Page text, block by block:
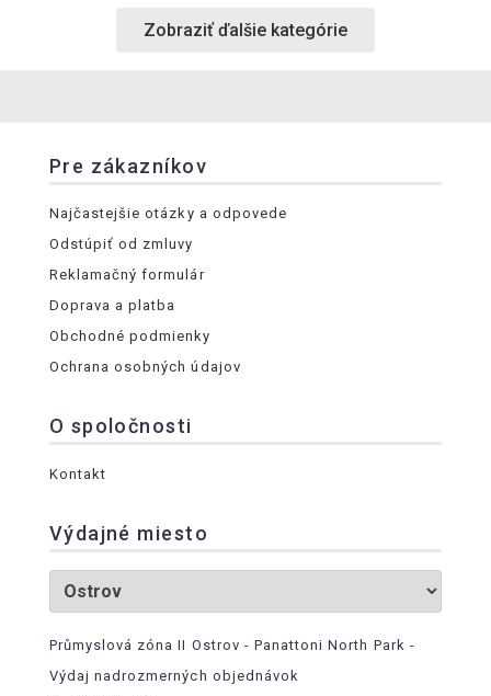
Zobraziť ďalšie kategórie
Pre zákazníkov
Najčastejšie otázky a odpovede
Odstúpiť od zmluvy
Reklamačný formulár
Doprava a platba
Obchodné podmienky
Ochrana osobných údajov
O spoločnosti
Kontakt
Výdajné miesto
Průmyslová zóna II Ostrov - Panattoni North Park -
Výdaj nadrozmerných objednávok